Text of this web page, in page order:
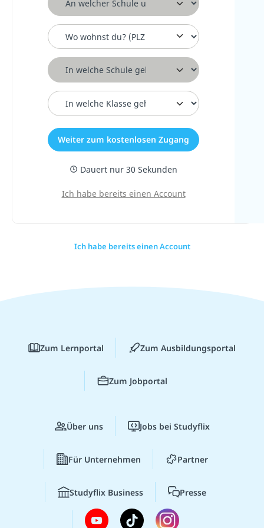
Postleitzahl für Eltern
Schule
Klasse
Weiter zum kostenlosen Zugang
Dauert nur 30 Sekunden
Ich habe bereits einen Account
Ich habe bereits einen Account
Zum Lernportal Zum Ausbildungsportal
Zum Jobportal
Über uns Jobs bei Studyflix
Für Unternehmen Partner
Studyflix Business Presse